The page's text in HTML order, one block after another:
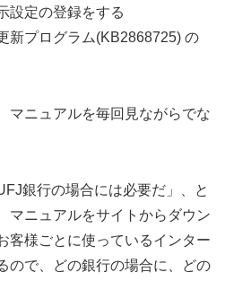
設定の登録をする
新プログラム(KB2868725) の
マニュアルを毎回見ながらでな
銀行の場合には必要だ」、と
マニュアルをサイトからダウン
客様ごとに使っているインター
ので、どの銀行の場合に、どの